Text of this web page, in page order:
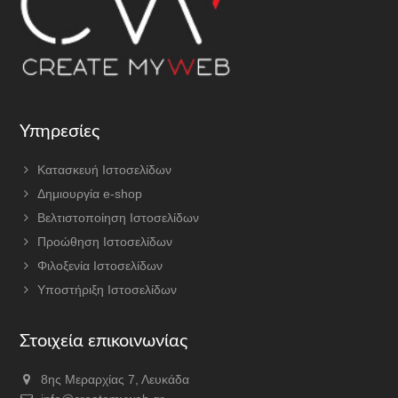
Υπηρεσίες
Κατασκευή Ιστοσελίδων
Δημιουργία e-shop
Βελτιστοποίηση Ιστοσελίδων
Προώθηση Ιστοσελίδων
Φιλοξενία Ιστοσελίδων
Υποστήριξη Ιστοσελίδων
Στοιχεία επικοινωνίας
8ης Μεραρχίας 7, Λευκάδα